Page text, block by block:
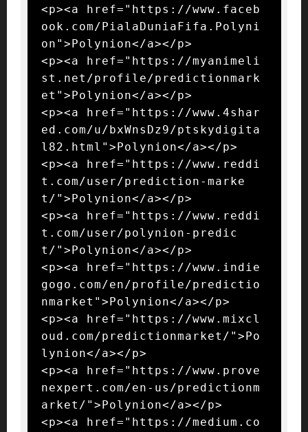
<p><a href="https://www.faceb
ook.com/PialaDuniaFifa.Polyni
on">Polynion</a></p>
<p><a href="https://myanimeli
st.net/profile/predictionmark
et">Polynion</a></p>
<p><a href="https://www.4shar
ed.com/u/bxWnsDz9/ptskydigita
l82.html">Polynion</a></p>
<p><a href="https://www.reddi
t.com/user/prediction-marke
t/">Polynion</a></p>
<p><a href="https://www.reddi
t.com/user/polynion-predic
t/">Polynion</a></p>
<p><a href="https://www.indie
gogo.com/en/profile/predictio
nmarket">Polynion</a></p>
<p><a href="https://www.mixcl
oud.com/predictionmarket/">Po
lynion</a></p>
<p><a href="https://www.prove
nexpert.com/en-us/predictionm
arket/">Polynion</a></p>
<p><a href="https://medium.co